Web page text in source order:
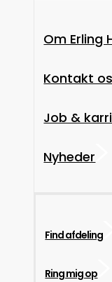
Om Erling
Kontakt os
Job &
Nyheder
Find afdeling
Ring mig op